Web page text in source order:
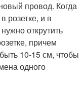
провод. Когда
розетке, и в
открутить
причем
10-15 см, чтобы
одного